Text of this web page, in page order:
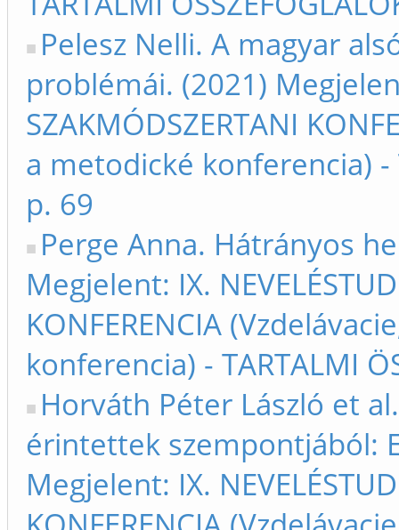
Pelesz Nelli. A magyar
problémái. (2021)
SZAKMÓDSZERTANI
a metodické konferencia) -
p. 69
Perge Anna. Hátrányos
Megjelent: IX.
KONFERENCIA
konferencia) - TARTALMI
Horváth Péter László et
érintettek szempontjából:
Megjelent: IX.